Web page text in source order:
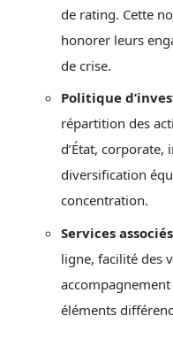
de rating. Cette
honorer leurs
de crise.
Politique
répartition des
d’État,
diversification
concentration.
Services associés
ligne, facilité des
éléments